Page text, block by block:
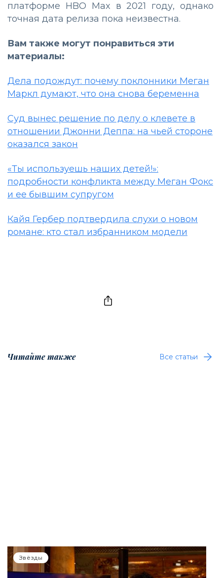
платформе HBO Max в 2021 году, однако
точная дата релиза пока неизвестна.
Вам также могут понравиться эти
материалы:
Дела подождут: почему поклонники Меган
Маркл думают, что она снова беременна
Суд вынес решение по делу о клевете в
отношении Джонни Деппа: на чьей стороне
оказался закон
«Ты используешь наших детей!»:
подробности конфликта между Меган Фокс
и ее бывшим супругом
Кайя Гербер подтвердила слухи о новом
романе: кто стал избранником модели
Читайте также Все статьи
Звёзды